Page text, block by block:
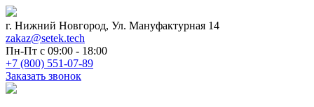
г. Нижний Новгород, Ул. Мануфактурная 14
zakaz@setek.tech
Пн-Пт с 09:00 - 18:00
+7 (800) 551-07-89
Заказать звонок